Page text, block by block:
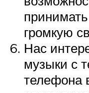
громкую
Нас
музыки с
телефона